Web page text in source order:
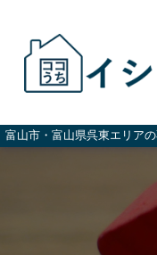
富山市・富山県呉東エリア